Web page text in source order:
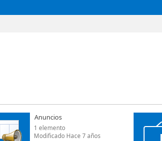
Anuncios
1 elemento
Modificado Hace 7 años